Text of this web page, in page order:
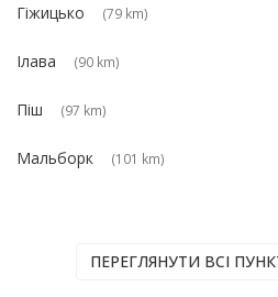
Гіжицько (79 km)
Ілава (90 km)
Піш (97 km)
Мальборк (101 km)
ПЕРЕГЛЯНУТИ ВСІ